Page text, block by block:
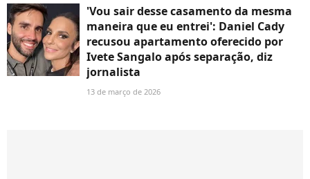
'Vou sair desse casamento da mesma
maneira que eu entrei': Daniel Cady
recusou apartamento oferecido por
Ivete Sangalo após separação, diz
jornalista
13 de março de 2026